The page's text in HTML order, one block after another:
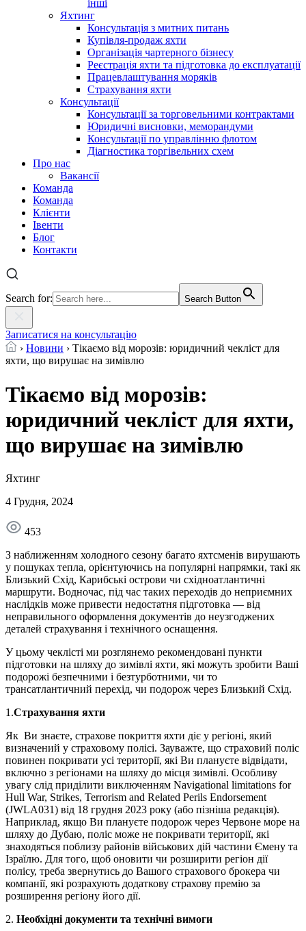
інші
Яхтинг
Консультація з митних питань
Купівля-продаж яхти
Організація чартерного бізнесу
Реєстрація яхти та підготовка до експлуатації
Працевлаштування моряків
Страхування яхти
Консультації
Консультації за торговельними контрактами
Юридичні висновки, меморандуми
Консультації по управлінню флотом
Діагностика торгівельних схем
Про нас
Вакансії
Команда
Команда
Клієнти
Івенти
Блог
Контакти
Search for: Search Button
Записатися на консультацію
› Новини › Тікаємо від морозів: юридичний чекліст для
яхти, що вирушає на зимівлю
Тікаємо від морозів:
юридичний чекліст для яхти,
що вирушає на зимівлю
Яхтинг
4 Грудня, 2024
453
З наближенням холодного сезону багато яхтсменів вирушають
у пошуках тепла, орієнтуючись на популярні напрямки, такі як
Близький Схід, Карибські острови чи східноатлантичні
маршрути. Водночас, під час таких переходів до неприємних
наслідків може привести недостатня підготовка — від
неправильного оформлення документів до неузгоджених
деталей страхування і технічного оснащення.
У цьому чеклісті ми розглянемо рекомендовані пункти
підготовки на шляху до зимівлі яхти, які можуть зробити Ваші
подорожі безпечними і безтурботними, чи то
трансатлантичний перехід, чи подорож через Близький Схід.
1.Страхування яхти
Як Ви знаєте, страхове покриття яхти діє у регіоні, який
визначений у страховому полісі. Зауважте, що страховий поліс
повинен покривати усі території, які Ви плануєте відвідати,
включно з регіонами на шляху до місця зимівлі. Особливу
увагу слід приділити виключенням Navigational limitations for
Hull War, Strikes, Terrorism and Related Perils Endorsement
(JWLA031) від 18 грудня 2023 року (або пізніша редакція).
Наприклад, якщо Ви плануєте подорож через Червоне море на
шляху до Дубаю, поліс може не покривати території, які
знаходяться поблизу районів військових дій частини Ємену та
Ізраїлю. Для того, щоб оновити чи розширити регіон дії
полісу, треба звернутись до Вашого страхового брокера чи
компанії, які розрахують додаткову страхову премію за
розширення регіону його дії.
2. Необхідні документи та технічні вимоги